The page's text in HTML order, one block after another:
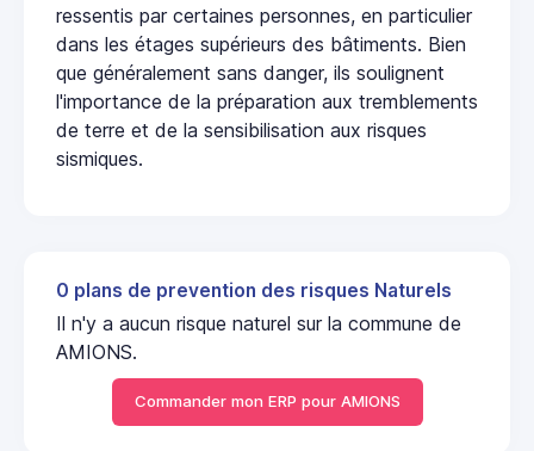
ressentis par certaines personnes, en particulier
dans les étages supérieurs des bâtiments. Bien
que généralement sans danger, ils soulignent
l'importance de la préparation aux tremblements
de terre et de la sensibilisation aux risques
sismiques.
0 plans de prevention des risques Naturels
Il n'y a aucun risque naturel sur la commune de
AMIONS.
Commander mon ERP pour AMIONS